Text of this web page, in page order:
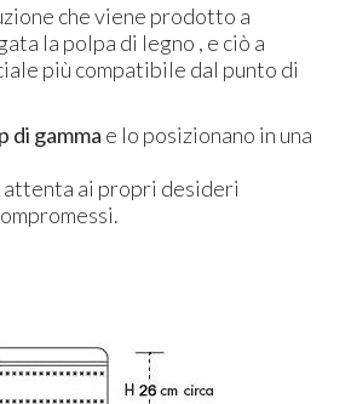
che viene prodotto a
la polpa di legno , e ciò a
più compatibile dal punto di
di gamma e lo posizionano in una
attenta ai propri desideri